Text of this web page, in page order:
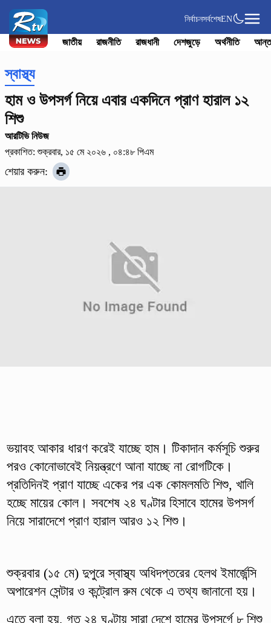
নির্বাচনসর্বশেষEN
জাতীয় রাজনীতি রাজধানী দেশজুড়ে অর্থনীতি
স্বাস্থ্য
হাম ও উপসর্গ নিয়ে এবার একদিনে প্রাণ হারাল ১২
শিশু
আরটিভি নিউজ
প্রকাশিত: শুক্রবার, ১৫ মে ২০২৬ , ০৪:৪৮ পিএম
শেয়ার করুন:
ভয়াবহ আকার ধারণ করেই যাচ্ছে হাম। টিকাদান কর্মসূচি শুরুর
পরও কোনোভাবেই নিয়ন্ত্রণে আনা যাচ্ছে না রোগটিকে।
প্রতিদিনই প্রাণ যাচ্ছে একের পর এক কোমলমতি শিশু, খালি
হচ্ছে মায়ের কোল। সবশেষ ২৪ ঘণ্টার হিসাবে হামের উপসর্গ
নিয়ে সারাদেশে প্রাণ হারাল আরও ১২ শিশু।
শুক্রবার (১৫ মে) দুপুরে স্বাস্থ্য অধিদপ্তরের হেলথ ইমার্জেন্সি
অপারেশন সেন্টার ও কন্ট্রোল রুম থেকে এ তথ্য জানানো হয়।
এতে বলা হয়, গত ২৪ ঘণ্টায় সারা দেশে হামের উপসর্গে ৮ শিশু